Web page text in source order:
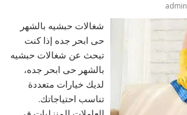
admin
شغالات حبشيه بالشهر
حى ابحر جده إذا كنت
تبحث عن شغالات حبشيه
بالشهر حى ابحر جده،
لديك خيارات متعددة
تناسب احتياجاتك.